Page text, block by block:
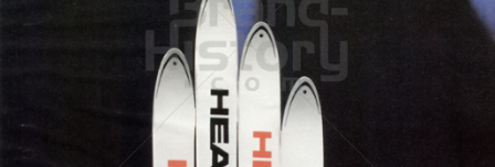
HEAD AG, 6921 Kennelbach